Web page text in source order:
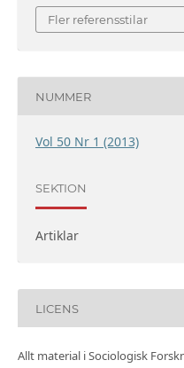
Fler referensstilar
NUMMER
Vol 50 Nr 1 (2013)
SEKTION
Artiklar
LICENS
Allt material i Sociologisk